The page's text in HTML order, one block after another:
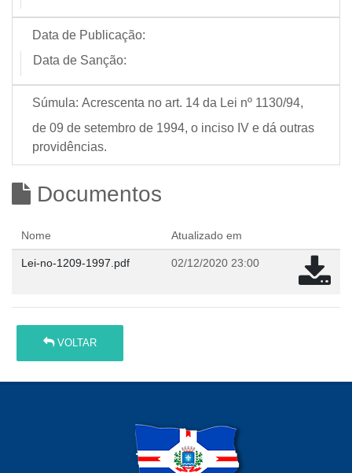
Data de Publicação:
Data de Sanção:
Súmula: Acrescenta no art. 14 da Lei nº 1130/94,
de 09 de setembro de 1994, o inciso IV e dá outras
providências.
Documentos
Nome Atualizado em
Lei-no-1209-1997.pdf 02/12/2020 23:00
VOLTAR